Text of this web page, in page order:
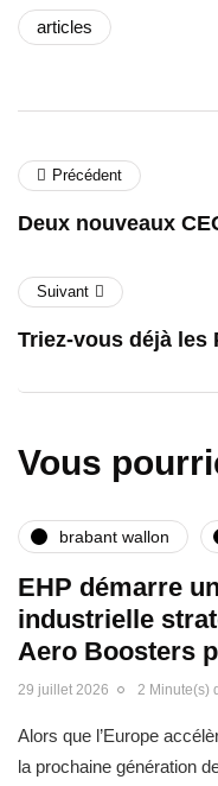
articles
Précédent
Deux nouveaux
Suivant
Triez-vous déjà les
Vous
brabant wallon
EHP démarre
industrielle
Aero Boosters
29 juillet 2026 2 Minute(s)
Alors que l’Europe
la prochaine génération